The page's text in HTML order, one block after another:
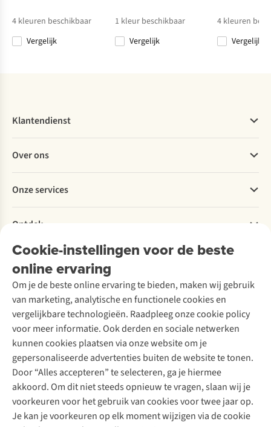
€19,49
4 kleuren beschikbaar
Vergelijk
1 kleur beschikbaar
Vergelijk
4 kleuren
Vergelijk
Cookie-instellingen voor de beste
online ervaring
Om je de beste online ervaring te bieden, maken wij gebruik
van marketing, analytische en functionele cookies en
vergelijkbare technologieën. Raadpleeg onze cookie policy
voor meer informatie. Ook derden en sociale netwerken
kunnen cookies plaatsen via onze website om je
gepersonaliseerde advertenties buiten de website te tonen.
Door “Alles accepteren” te selecteren, ga je hiermee
akkoord. Om dit niet steeds opnieuw te vragen, slaan wij je
voorkeuren voor het gebruik van cookies voor twee jaar op.
Je kan je voorkeuren op elk moment wijzigen via de cookie
Klantendienst
Bestellen
Betalen
Levering
Retourneren
Bestelling herroepen
Garantie
Contact
Over ons
Explore More
Verantwoord ondernemen
Over Ayacucho
Onze winkels
Over A.S.Adventure
Toegankelijkheidsverklaring
Onze services
Ski-onderhoud
Wasservice
Schoenonderhoud
Schoenherstelling
Kledingherstelling
Retouches
Voor bedrijven
Ontdek
A.S.Magazine
Podcast
Explore Academy
Explore Camp
Gear Check
Inspiratie & advies
Meld je aan voor de nieuwsbrief
Follow us
Disclaimer Privacy Policy Algemene voorwaarden